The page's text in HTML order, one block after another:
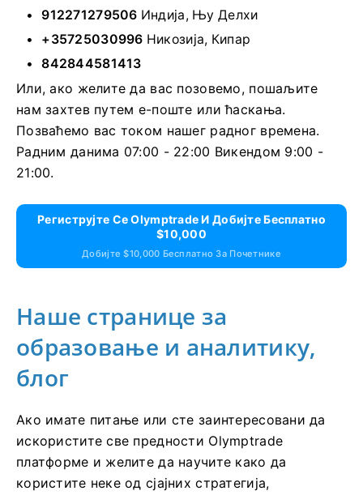
912271279506 Индија, Њу Делхи
+35725030996 Никозија, Кипар
842844581413
Или, ако желите да вас позовемо, пошаљите
нам захтев путем е-поште или ћаскања.
Позваћемо вас током нашег радног времена.
Радним данима 07:00 - 22:00 Викендом 9:00 -
21:00.
Региструјте Се Olymptrade И Добијте Бесплатно
$10,000
Добијте $10,000 Бесплатно За Почетнике
Наше странице за
образовање и аналитику,
блог
Ако имате питање или сте заинтересовани да
искористите све предности Olymptrade
платформе и желите да научите како да
користите неке од сјајних стратегија,